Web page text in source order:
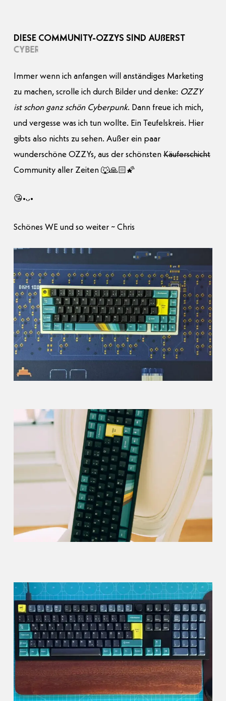
DIESE COMMUNITY-OZZYS SIND ÄUßERST
CHARISMATISCH
Immer wenn ich anfangen will anständiges Marketing
zu machen, scrolle ich durch Bilder und denke: OZZY
ist schon ganz schön Cyberpunk. Dann freue ich mich,
und vergesse was ich tun wollte. Ein Teufelskreis. Hier
gibts also nichts zu sehen. Außer ein paar
wunderschöne OZZYs, aus der schönstenKäuferschicht
Community aller Zeiten 🐺🙏🏻🌠
😘•ᴗ•
Schönes WE und so weiter ~ Chris